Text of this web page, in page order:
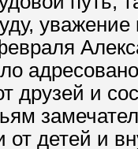
друзей и
от детей и